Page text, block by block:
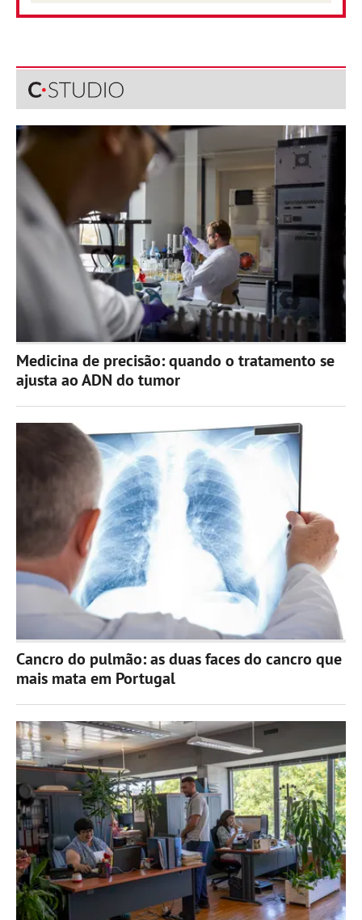
Medicina de precisão: quando o tratamento se
ajusta ao ADN do tumor
Cancro do pulmão: as duas faces do cancro que
mais mata em Portugal